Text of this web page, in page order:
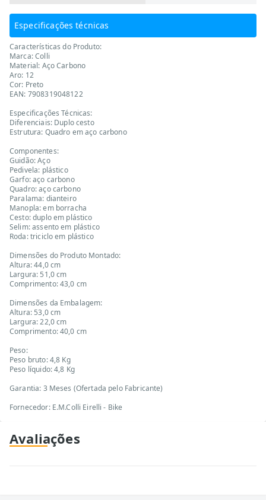
Especificações técnicas
Características do Produto:
Marca: Colli
Material: Aço Carbono
Aro: 12
Cor: Preto
EAN: 7908319048122
Especificações Técnicas:
Diferenciais: Duplo cesto
Estrutura: Quadro em aço carbono
Componentes:
Guidão: Aço
Pedivela: plástico
Garfo: aço carbono
Quadro: aço carbono
Paralama: dianteiro
Manopla: em borracha
Cesto: duplo em plástico
Selim: assento em plástico
Roda: triciclo em plástico
Dimensões do Produto Montado:
Altura: 44,0 cm
Largura: 51,0 cm
Comprimento: 43,0 cm
Dimensões da Embalagem:
Altura: 53,0 cm
Largura: 22,0 cm
Comprimento: 40,0 cm
Peso:
Peso bruto: 4,8 Kg
Peso líquido: 4,8 Kg
Garantia: 3 Meses (Ofertada pelo Fabricante)
Fornecedor: E.M.Colli Eirelli - Bike
Avaliações